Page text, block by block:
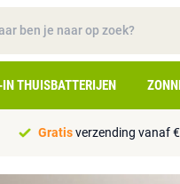
THUISBATTERIJEN
Gratisverzending vanaf